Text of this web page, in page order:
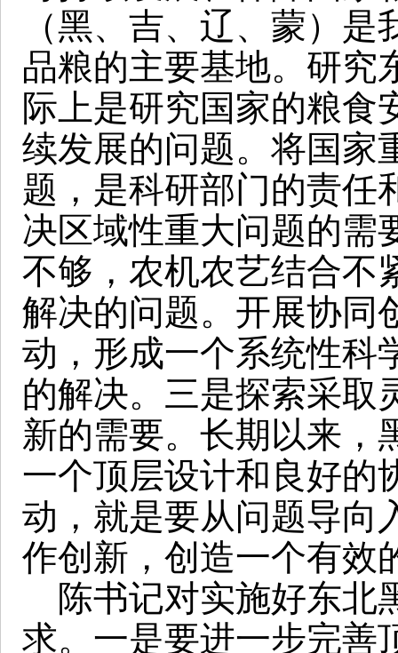
（黑、吉、辽、蒙）
品粮的主要基地。研究
际上是研究国家的粮食
续发展的问题。将国家
题，是科研部门的责任
决区域性重大问题的需
不够，农机农艺结合不
解决的问题。开展协同
动，形成一个系统性科
的解决。三是探索采取
新的需要。长期以来，
一个顶层设计和良好的
动，就是要从问题导向
作创新，创造一个有效
陈书记对实施好东北
求。一是要进一步完善